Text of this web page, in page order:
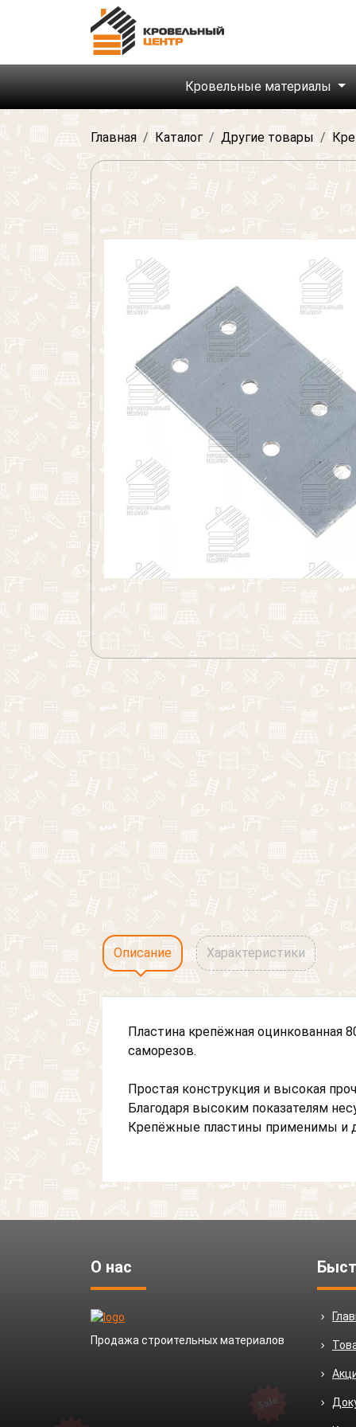
Кровельные материалы
Главная Каталог Другие товары
Описание Характеристики
Пластина крепёжная оцинкованная
саморезов.
Простая конструкция и высокая
Благодаря высоким показателям
Крепёжные пластины применимы и
О нас
Продажа строительных материалов